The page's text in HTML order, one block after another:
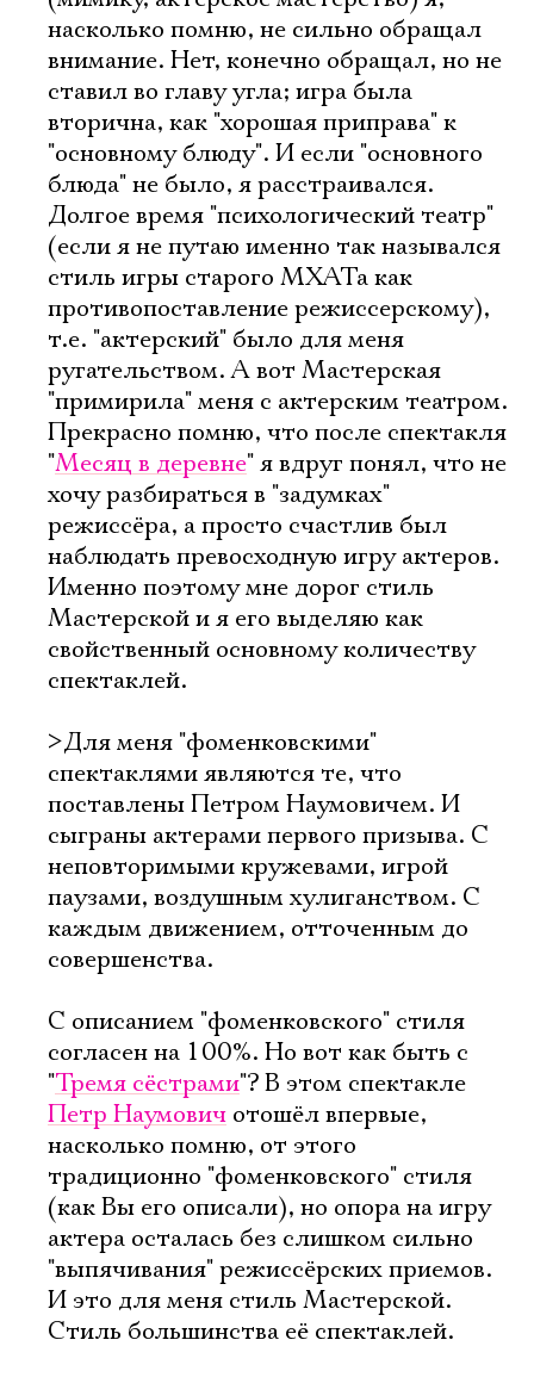
насколько помню, не сильно обращал
внимание. Нет, конечно обращал, но не
ставил во главу угла; игра была
вторична, как "хорошая приправа" к
"основному блюду". И если "основного
блюда" не было, я расстраивался.
Долгое время "психологический театр"
(если я не путаю именно так назывался
стиль игры старого МХАТа как
противопоставление режиссерскому),
т.е. "актерский" было для меня
ругательством. А вот Мастерская
"примирила" меня с актерским театром.
Прекрасно помню, что после спектакля
"Месяц в деревне" я вдруг понял, что не
хочу разбираться в "задумках"
режиссёра, а просто счастлив был
наблюдать превосходную игру актеров.
Именно поэтому мне дорог стиль
Мастерской и я его выделяю как
свойственный основному количеству
спектаклей.
>Для меня "фоменковскими"
спектаклями являются те, что
поставлены Петром Наумовичем. И
сыграны актерами первого призыва. С
неповторимыми кружевами, игрой
паузами, воздушным хулиганством. С
каждым движением, отточенным до
совершенства.
С описанием "фоменковского" стиля
согласен на 100%. Но вот как быть с
"Тремя сёстрами"? В этом спектакле
Петр Наумович отошёл впервые,
насколько помню, от этого
традиционно "фоменковского" стиля
(как Вы его описали), но опора на игру
актера осталась без слишком сильно
"выпячивания" режиссёрских приемов.
И это для меня стиль Мастерской.
Стиль большинства её спектаклей.